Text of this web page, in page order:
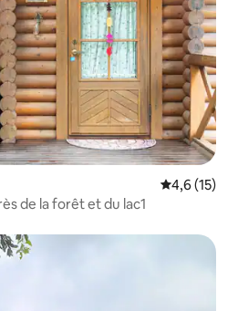
Évaluation
4,6 (15)
de la forêt et du lac1